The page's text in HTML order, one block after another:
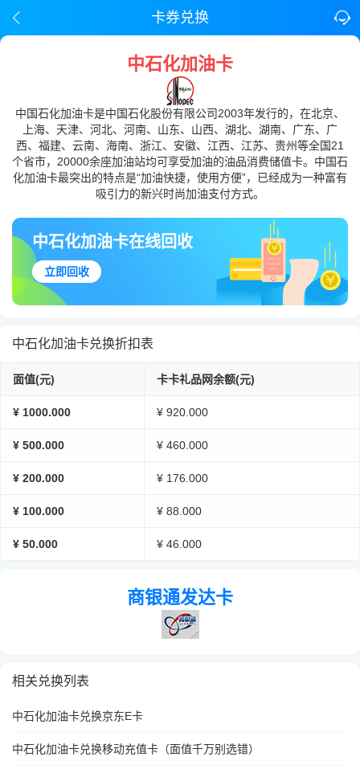
卡券兑换
中石化加油卡
中国石化加油卡是中国石化股份有限公司2003年发行的，在北京、
上海、天津、河北、河南、山东、山西、湖北、湖南、广东、广
西、福建、云南、海南、浙江、安徽、江西、江苏、贵州等全国21
个省市，20000余座加油站均可享受加油的油品消费储值卡。中国石
化加油卡最突出的特点是“加油快捷，使用方便”，已经成为一种富有
吸引力的新兴时尚加油支付方式。
中石化加油卡在线回收
立即回收
中石化加油卡兑换折扣表
面值(元) 卡卡礼品网余额(元)
¥ 1000.000 ¥ 920.000
¥ 500.000 ¥ 460.000
¥ 200.000 ¥ 176.000
¥ 100.000 ¥ 88.000
¥ 50.000 ¥ 46.000
商银通发达卡
相关兑换列表
中石化加油卡兑换京东E卡
中石化加油卡兑换移动充值卡（面值千万别选错）